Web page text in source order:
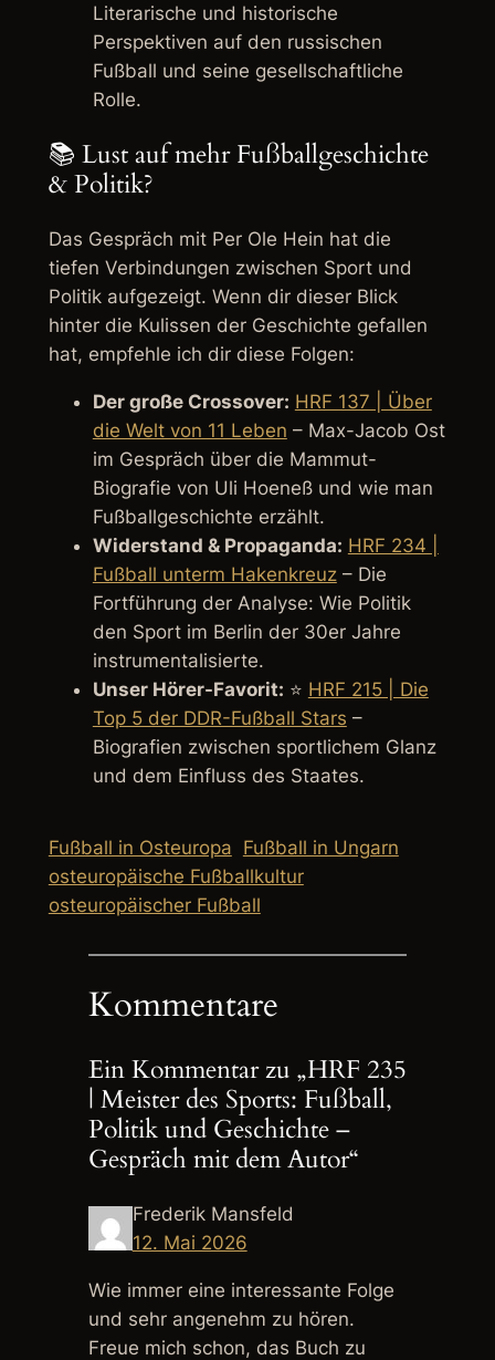
Literarische und historische
Perspektiven auf den russischen
Fußball und seine gesellschaftliche
Rolle.
📚 Lust auf mehr Fußballgeschichte
& Politik?
Das Gespräch mit Per Ole Hein hat die
tiefen Verbindungen zwischen Sport und
Politik aufgezeigt. Wenn dir dieser Blick
hinter die Kulissen der Geschichte gefallen
hat, empfehle ich dir diese Folgen:
Der große Crossover: HRF 137 | Über
die Welt von 11 Leben – Max-Jacob Ost
im Gespräch über die Mammut-
Biografie von Uli Hoeneß und wie man
Fußballgeschichte erzählt.
Widerstand & Propaganda: HRF 234 |
Fußball unterm Hakenkreuz– Die
Fortführung der Analyse: Wie Politik
den Sport im Berlin der 30er Jahre
instrumentalisierte.
Unser Hörer-Favorit: ⭐ HRF 215 | Die
Top 5 der DDR-Fußball Stars –
Biografien zwischen sportlichem Glanz
und dem Einfluss des Staates.
Fußball in Osteuropa Fußball in Ungarn
osteuropäische Fußballkultur
osteuropäischer Fußball
Kommentare
Ein Kommentar zu „HRF 235
| Meister des Sports: Fußball,
Politik und Geschichte –
Gespräch mit dem Autor“
Frederik Mansfeld
12. Mai 2026
Wie immer eine interessante Folge
und sehr angenehm zu hören.
Freue mich schon, das Buch zu